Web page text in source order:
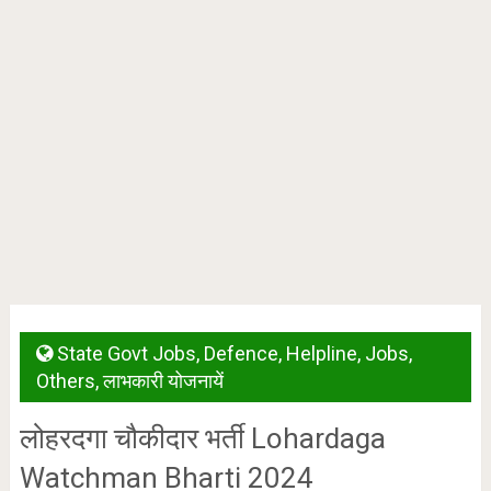
State Govt Jobs, Defence, Helpline, Jobs,
Others,लाभकारी योजनायें
लोहरदगा चौकीदार भर्ती Lohardaga
Watchman Bharti 2024